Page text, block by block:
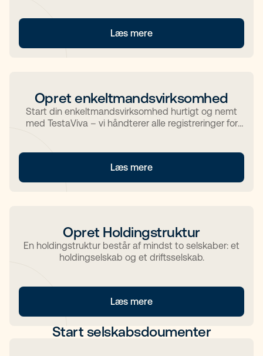
Læs mere
Opret enkeltmandsvirksomhed
Start din enkeltmandsvirksomhed hurtigt og nemt
med TestaViva – vi håndterer alle registreringer for
Læs mere
Opret Holdingstruktur
En holdingstruktur består af mindst to selskaber: et
holdingselskab og et driftsselskab.
Læs mere
Start selskabsdoumenter